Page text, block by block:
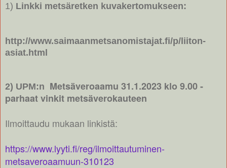
1) Linkki metsäretken kuvakertomukseen:
http://www.saimaanmetsanomistajat.fi/p/liiton-
asiat.html
2) UPM:n Metsäveroaamu 31.1.2023 klo 9.00 -
parhaat vinkit metsäverokauteen
Ilmoittaudu mukaan linkistä:
https://www.lyyti.fi/reg/ilmoittautuminen-
metsaveroaamuun-310123